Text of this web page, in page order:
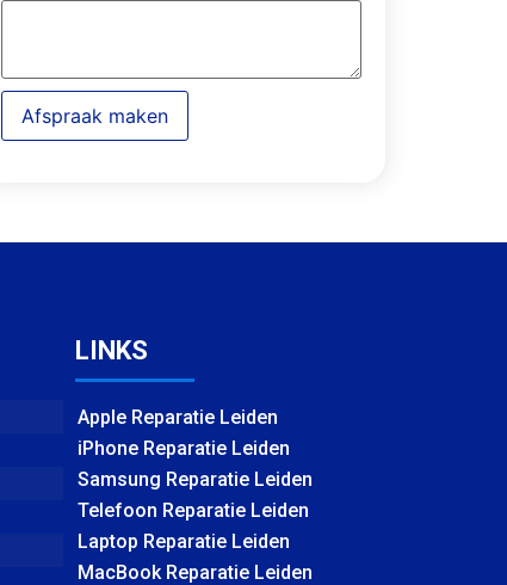
Afspraak maken
LINKS
Apple Reparatie Leiden
iPhone Reparatie Leiden
Samsung Reparatie Leiden
Telefoon Reparatie Leiden
Laptop Reparatie Leiden
MacBook Reparatie Leiden